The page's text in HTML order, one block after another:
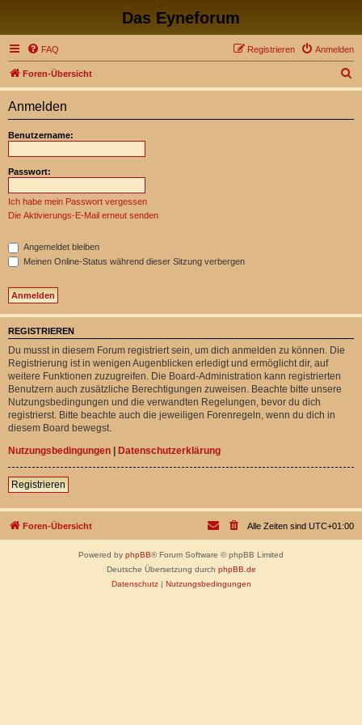
Das Eyneforum
FAQ Anmelden
Registrieren
Foren-Übersicht
u
Anmelden
Benutzername:
Passwort:
Ich habe mein Passwort vergessen
Die Aktivierungs-E-Mail erneut senden
Angemeldet bleiben
Meinen Online-Status während dieser Sitzung verbergen
REGISTRIEREN
Du musst in diesem Forum registriert sein, um dich anmelden zu können. Die
Registrierung ist in wenigen Augenblicken erledigt und ermöglicht dir, auf
weitere Funktionen zuzugreifen. Die Board-Administration kann registrierten
Benutzern auch zusätzliche Berechtigungen zuweisen. Beachte bitte unsere
Nutzungsbedingungen und die verwandten Regelungen, bevor du dich
registrierst. Bitte beachte auch die jeweiligen Forenregeln, wenn du dich in
diesem Board bewegst.
Nutzungsbedingungen | Datenschutzerklärung
Registrieren
Foren-Übersicht Alle Zeiten sind UTC+01:00
Powered by phpBB® Forum Software © phpBB Limited
Deutsche Übersetzung durch phpBB.de
Datenschutz| Nutzungsbedingungen